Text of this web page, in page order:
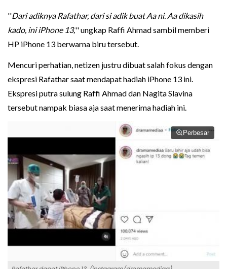
''Dari adiknya Rafathar, dari si adik buat Aa ni. Aa dikasih
kado, ini iPhone 13,'' ungkap Raffi Ahmad sambil memberi
HP iPhone 13 berwarna biru tersebut.
Mencuri perhatian, netizen justru dibuat salah fokus dengan
ekspresi Rafathar saat mendapat hadiah iPhone 13 ini.
Ekspresi putra sulung Raffi Ahmad dan Nagita Slavina
tersebut nampak biasa aja saat menerima hadiah ini.
Perbesar